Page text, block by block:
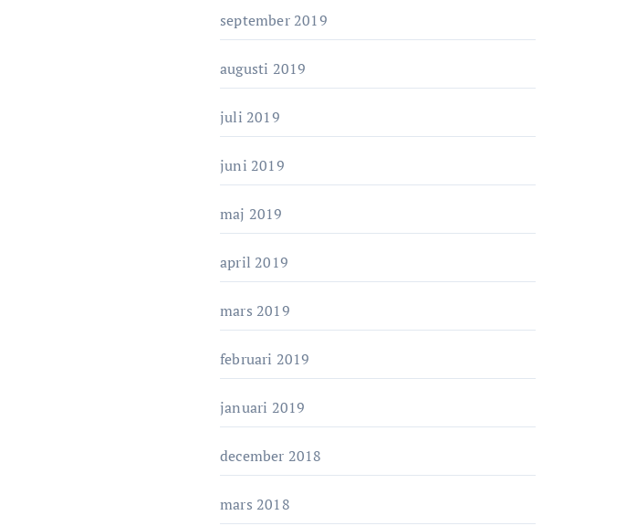
september 2019
augusti 2019
juli 2019
juni 2019
maj 2019
april 2019
mars 2019
februari 2019
januari 2019
december 2018
mars 2018